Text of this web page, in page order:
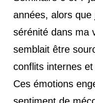
années, alors
sérénité dans ma
semblait être
conflits internes
Ces émotions